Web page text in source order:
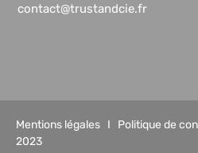
contact@trustandcie.fr
Mentions légales I Politique de
2023